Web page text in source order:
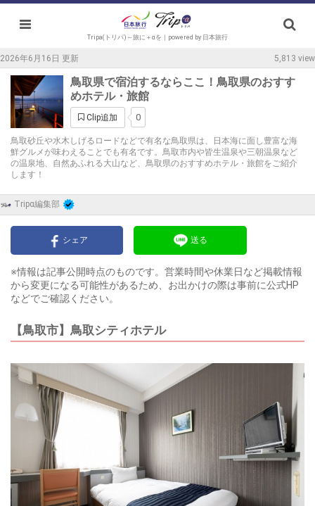
Tripa(トリパ)～旅に＋αを｜powered by 日本旅行
2026年6月16日 更新 5,813 view
鳥取県で宿泊するならここ！鳥取県のおすす
めホテル・旅館
Clip追加 0
鳥取砂丘や水木しげるロードなどで有名な鳥取県は、日本海に面し豊富な海
鮮グルメが味わえることでも有名です。鳥取市内や皆生温泉や三朝温泉など
の温泉地、自然あふれる大山など、鳥取県のおすすめホテル・旅館をご紹介
します！
Tripα編集部
シェア 送る
※情報は記事公開時点のものです。営業時間や休業日など掲載情報
から変更になる可能性があるため、お出かけの際は事前に公式HP
などでご確認ください。
【鳥取市】鳥取シティホテル